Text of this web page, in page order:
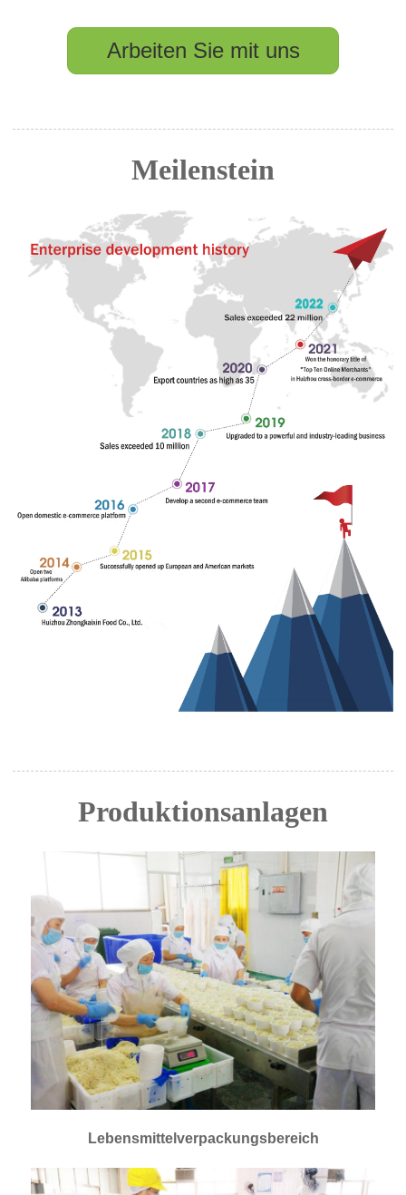
Arbeiten Sie mit uns
Meilenstein
Produktionsanlagen
Lebensmittelverpackungsbereich